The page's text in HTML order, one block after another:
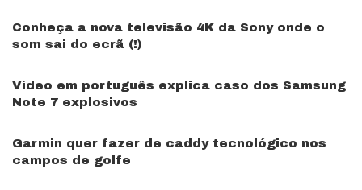
Conheça a nova televisão 4K da Sony onde o
som sai do ecrã (!)
Vídeo em português explica caso dos Samsung
Note 7 explosivos
Garmin quer fazer de caddy tecnológico nos
campos de golfe